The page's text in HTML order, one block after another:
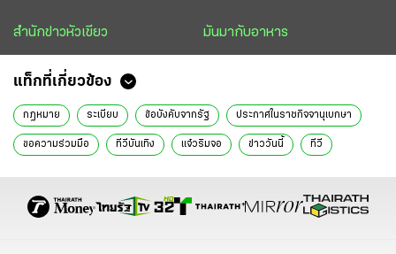
สำนักข่าวหัวเขียว มันมากับอาหาร
แท็กที่เกี่ยวข้อง
กฎหมาย ระเบียบ ข้อบังคับจากรัฐ ประกาศในราชกิจจานุเบกษา
ขอความร่วมมือ ทีวีบันเทิง แจ๋วริมจอ ข่าววันนี้ ทีวี